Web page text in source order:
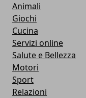
Animali
Giochi
Cucina
Servizi online
Salute e Bellezza
Motori
Sport
Relazioni